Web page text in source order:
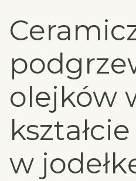
olejków
w